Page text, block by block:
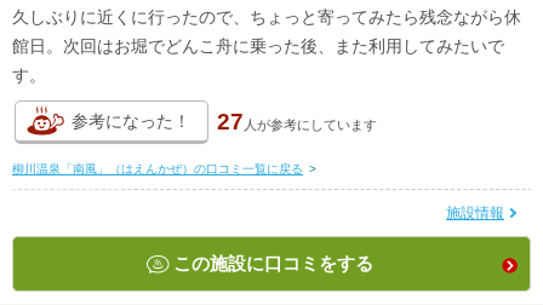
久しぶりに近くに行ったので、ちょっと寄ってみたら残念ながら休
館日。次回はお堀でどんこ舟に乗った後、また利用してみたいで
す。
参考になった！ 27 人が参考にしています
柳川温泉「南風」（はえんかぜ）の口コミ一覧に戻る >
施設情報
この施設に口コミをする